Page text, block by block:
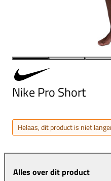
Nike Pro Short
Helaas, dit product is niet
Alles over dit product